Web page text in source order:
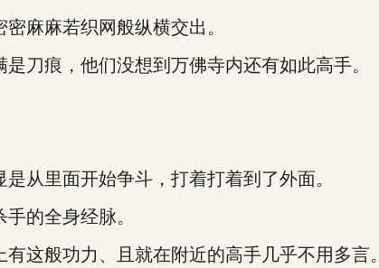
麻麻若织网般纵横交出。
痕，他们没想到万佛寺内还有如此高手。
里面开始争斗，打着打着到了外面。
的全身经脉。
般功力、且就在附近的高手几乎不用多言。